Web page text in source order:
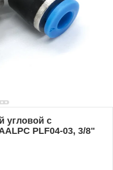
угловой с
PLF04-03, 3/8"